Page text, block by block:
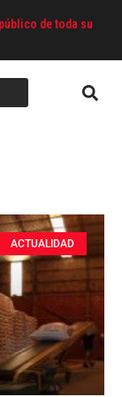
de toda su
ACTUALIDAD